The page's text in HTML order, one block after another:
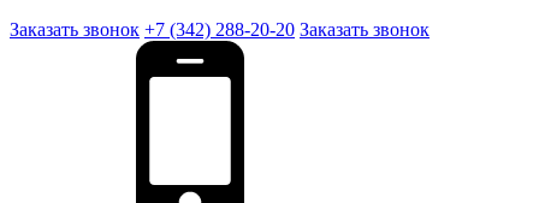
Заказать звонок +7 (342) 288-20-20 Заказать звонок